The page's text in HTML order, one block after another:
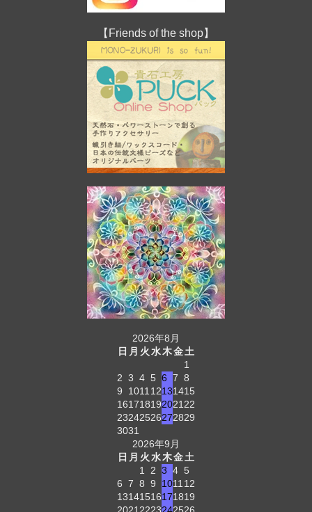
【Friends of the shop】
2026年8月
日 月 火水木金土
1
2 3 4 5 6 7 8
9
1011 12131415
161718192021 22
23242526272829
3031
2026年9月
日 月 火水木金土
1
2 3 4 5
6 7 8 9 1011 12
13141516171819